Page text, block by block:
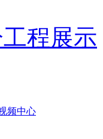
程展示
频中心